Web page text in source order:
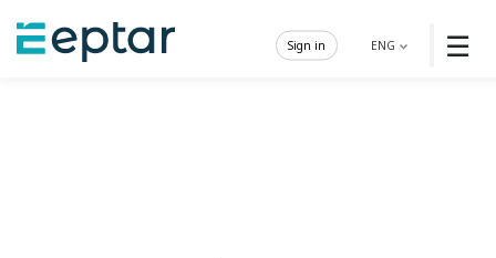
☰
ENG
Sign in